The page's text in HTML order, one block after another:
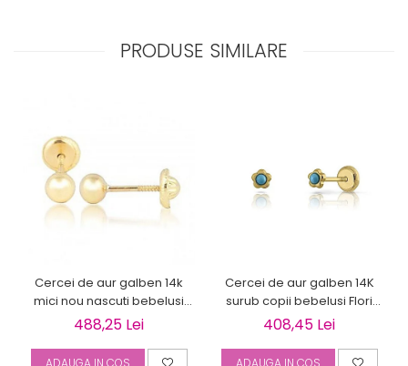
PRODUSE SIMILARE
Cercei de aur galben 14k
mici nou nascuti bebelusi
Bilute 4mm
488,25 Lei
Cercei de aur galben 14K
surub copii bebelusi Flori
bleu
408,45 Lei